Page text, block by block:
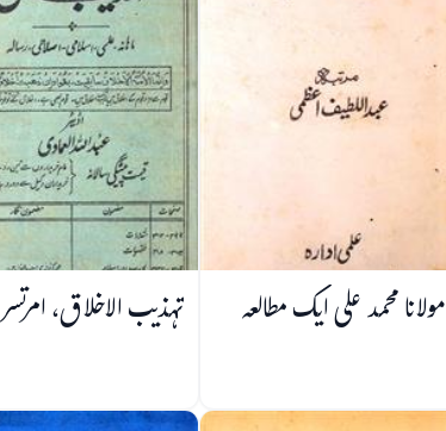
مولانا محمد علی ایک مطالعہ تہذیب الاخلاق، امرتسر